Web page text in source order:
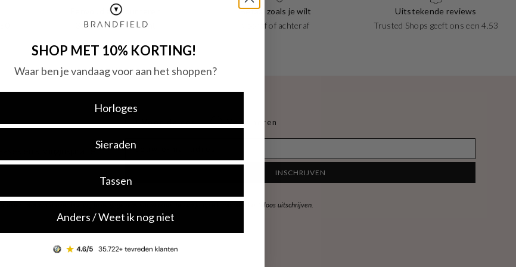
Eenvoudig retourneren
30 dagen retourrecht
Betaal zoals je wilt
vooraf of achteraf
Uitstekende reviews
Trusted Shops geeft ons een 4.53
Voor dames Voor heren
en stylinginspiratie.
E-mail
INSCHRIJVEN
meer informatie over hoe wij jouw gegevens verwerken. Je kan je op elk moment kosteloos uitschrijven.
SHOP MET 10% KORTING!
Waar ben je vandaag voor aan het shoppen?
Horloges
Sieraden
Tassen
Anders / Weet ik nog niet